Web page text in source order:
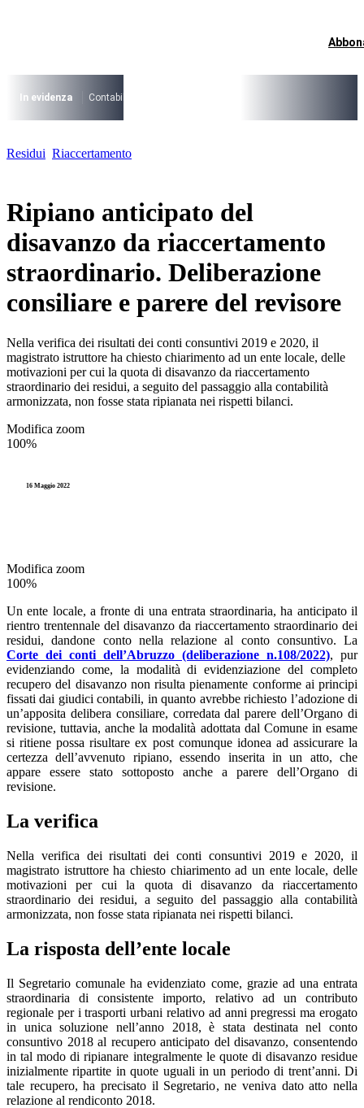
I più cercati
Lorem ipsum dolor sit amet consectetur
In evidenza Contabilità Accrual
Lorem ipsum dolor sit amet consectetur
Residui Riaccertamento
Ripiano anticipato del
disavanzo da riaccertamento
straordinario. Deliberazione
consiliare e parere del revisore
Nella verifica dei risultati dei conti consuntivi 2019 e 2020, il
magistrato istruttore ha chiesto chiarimento ad un ente locale, delle
motivazioni per cui la quota di disavanzo da riaccertamento
straordinario dei residui, a seguito del passaggio alla contabilità
armonizzata, non fosse stata ripianata nei rispetti bilanci.
Modifica zoom
100%
16 Maggio 2022
Modifica zoom
100%
Un ente locale, a fronte di una entrata straordinaria, ha anticipato il
rientro trentennale del disavanzo da riaccertamento straordinario dei
residui, dandone conto nella relazione al conto consuntivo. La
Corte dei conti dell’Abruzzo (deliberazione n.108/2022), pur
evidenziando come, la modalità di evidenziazione del completo
recupero del disavanzo non risulta pienamente conforme ai principi
fissati dai giudici contabili, in quanto avrebbe richiesto l’adozione di
un’apposita delibera consiliare, corredata dal parere dell’Organo di
revisione, tuttavia, anche la modalità adottata dal Comune in esame
si ritiene possa risultare ex post comunque idonea ad assicurare la
certezza dell’avvenuto ripiano, essendo inserita in un atto, che
appare essere stato sottoposto anche a parere dell’Organo di
revisione.
La verifica
Nella verifica dei risultati dei conti consuntivi 2019 e 2020, il
magistrato istruttore ha chiesto chiarimento ad un ente locale, delle
motivazioni per cui la quota di disavanzo da riaccertamento
straordinario dei residui, a seguito del passaggio alla contabilità
armonizzata, non fosse stata ripianata nei rispetti bilanci.
La risposta dell’ente locale
Il Segretario comunale ha evidenziato come, grazie ad una entrata
straordinaria di consistente importo, relativo ad un contributo
regionale per i trasporti urbani relativo ad anni pregressi ma erogato
in unica soluzione nell’anno 2018, è stata destinata nel conto
consuntivo 2018 al recupero anticipato del disavanzo, consentendo
in tal modo di ripianare integralmente le quote di disavanzo residue
inizialmente ripartite in quote uguali in un periodo di trent’anni. Di
tale recupero, ha precisato il Segretario, ne veniva dato atto nella
relazione al rendiconto 2018.